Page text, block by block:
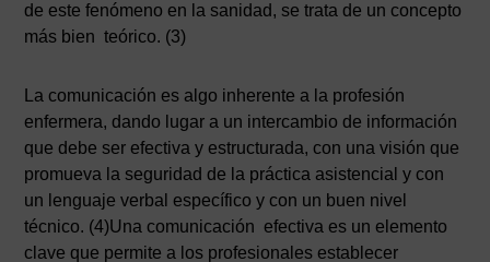
de este fenómeno en la sanidad, se trata de un concepto
más bien teórico. (3)
La comunicación es algo inherente a la profesión
enfermera, dando lugar a un intercambio de información
que debe ser efectiva y estructurada, con una visión que
promueva la seguridad de la práctica asistencial y con
un lenguaje verbal específico y con un buen nivel
técnico. (4)Una comunicación efectiva es un elemento
clave que permite a los profesionales establecer